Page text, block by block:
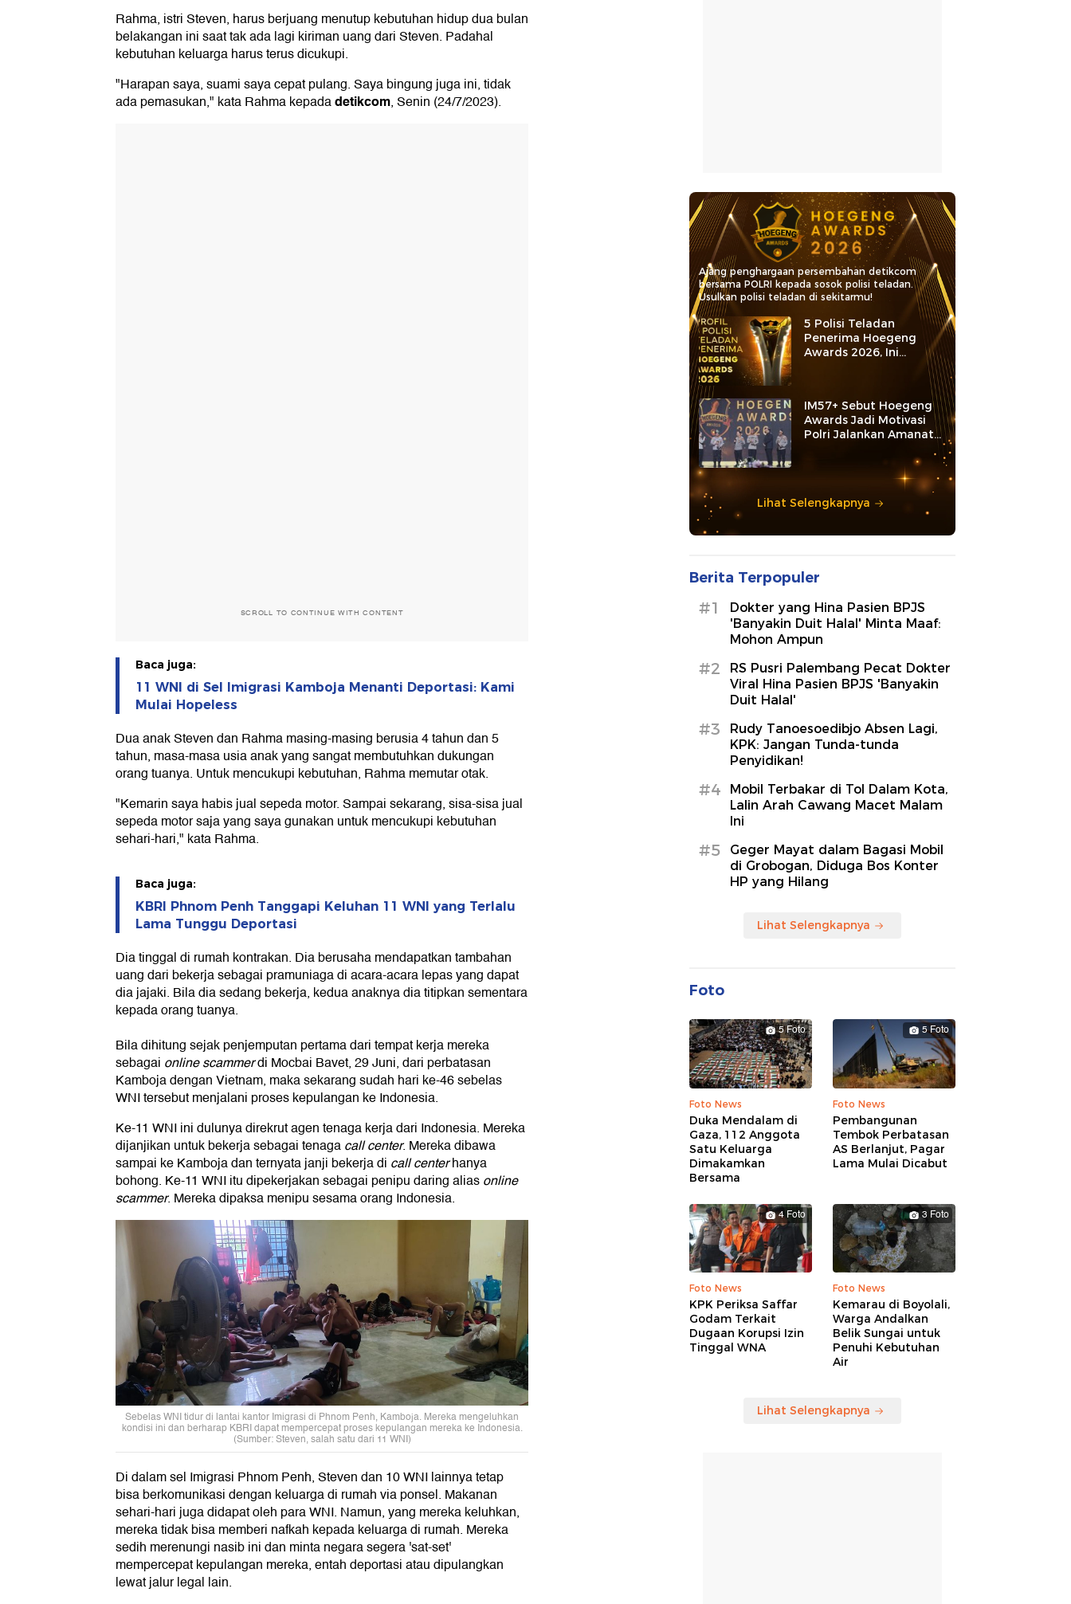
Rahma, istri Steven, harus berjuang menutup kebutuhan hidup dua bulan
belakangan ini saat tak ada lagi kiriman uang dari Steven. Padahal
kebutuhan keluarga harus terus dicukupi.
"Harapan saya, suami saya cepat pulang. Saya bingung juga ini, tidak
ada pemasukan," kata Rahma kepadadetikcom, Senin (24/7/2023).
SCROLL TO CONTINUE WITH CONTENT
Baca juga:
11 WNI di Sel Imigrasi Kamboja Menanti Deportasi: Kami
Mulai Hopeless
Dua anak Steven dan Rahma masing-masing berusia 4 tahun dan 5
tahun, masa-masa usia anak yang sangat membutuhkan dukungan
orang tuanya. Untuk mencukupi kebutuhan, Rahma memutar otak.
"Kemarin saya habis jual sepeda motor. Sampai sekarang, sisa-sisa jual
sepeda motor saja yang saya gunakan untuk mencukupi kebutuhan
sehari-hari," kata Rahma.
Baca juga:
KBRI Phnom Penh Tanggapi Keluhan 11 WNI yang Terlalu
Lama Tunggu Deportasi
Dia tinggal di rumah kontrakan. Dia berusaha mendapatkan tambahan
uang dari bekerja sebagai pramuniaga di acara-acara lepas yang dapat
dia jajaki. Bila dia sedang bekerja, kedua anaknya dia titipkan sementara
kepada orang tuanya.
Bila dihitung sejak penjemputan pertama dari tempat kerja mereka
sebagai online scammerdi Mocbai Bavet, 29 Juni, dari perbatasan
Kamboja dengan Vietnam, maka sekarang sudah hari ke-46 sebelas
WNI tersebut menjalani proses kepulangan ke Indonesia.
Ke-11 WNI ini dulunya direkrut agen tenaga kerja dari Indonesia. Mereka
dijanjikan untuk bekerja sebagai tenagacall center. Mereka dibawa
sampai ke Kamboja dan ternyata janji bekerja di call centerhanya
bohong. Ke-11 WNI itu dipekerjakan sebagai penipu daring aliasonline
scammer. Mereka dipaksa menipu sesama orang Indonesia.
Sebelas WNI tidur di lantai kantor Imigrasi di Phnom Penh, Kamboja. Mereka mengeluhkan
kondisi ini dan berharap KBRI dapat mempercepat proses kepulangan mereka ke Indonesia.
(Sumber: Steven, salah satu dari 11 WNI)
Di dalam sel Imigrasi Phnom Penh, Steven dan 10 WNI lainnya tetap
bisa berkomunikasi dengan keluarga di rumah via ponsel. Makanan
sehari-hari juga didapat oleh para WNI. Namun, yang mereka keluhkan,
mereka tidak bisa memberi nafkah kepada keluarga di rumah. Mereka
sedih merenungi nasib ini dan minta negara segera 'sat-set'
mempercepat kepulangan mereka, entah deportasi atau dipulangkan
lewat jalur legal lain.
Ajang penghargaan persembahan detikcom
bersama POLRI kepada sosok polisi teladan.
Usulkan polisi teladan di sekitarmu!
5 Polisi Teladan
Penerima Hoegeng
Awards 2026, Ini
Kategori dan Kiprahnya
IM57+ Sebut Hoegeng
Awards Jadi Motivasi
Polri Jalankan Amanat
Lihat Selengkapnya
Berita Terpopuler
#1
Dokter yang Hina Pasien BPJS
'Banyakin Duit Halal' Minta Maaf:
Mohon Ampun
#2
RS Pusri Palembang Pecat Dokter
Viral Hina Pasien BPJS 'Banyakin
Duit Halal'
#3
Rudy Tanoesoedibjo Absen Lagi,
KPK: Jangan Tunda-tunda
Penyidikan!
#4
Mobil Terbakar di Tol Dalam Kota,
Lalin Arah Cawang Macet Malam
Ini
#5
Geger Mayat dalam Bagasi Mobil
di Grobogan, Diduga Bos Konter
HP yang Hilang
Lihat Selengkapnya
Foto
5 Foto
Foto News
Duka Mendalam di
Gaza, 112 Anggota
Satu Keluarga
Dimakamkan
Bersama
5 Foto
Foto News
Pembangunan
Tembok Perbatasan
AS Berlanjut, Pagar
Lama Mulai Dicabut
4 Foto
Foto News
KPK Periksa Saffar
Godam Terkait
Dugaan Korupsi Izin
Tinggal WNA
3 Foto
Foto News
Kemarau di Boyolali,
Warga Andalkan
Belik Sungai untuk
Penuhi Kebutuhan
Air
Lihat Selengkapnya